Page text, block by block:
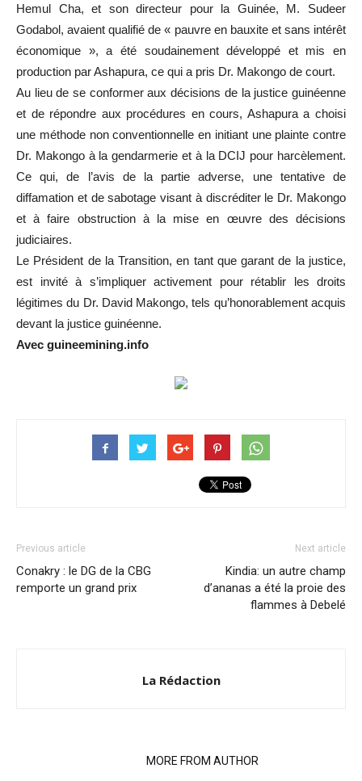
Hemul Cha, et son directeur pour la Guinée, M. Sudeer
Godabol, avaient qualifié de « pauvre en bauxite et sans intérêt
économique », a été soudainement développé et mis en
production par Ashapura, ce qui a pris Dr. Makongo de court.
Au lieu de se conformer aux décisions de la justice guinéenne
et de répondre aux procédures en cours, Ashapura a choisi
une méthode non conventionnelle en initiant une plainte contre
Dr. Makongo à la gendarmerie et à la DCIJ pour harcèlement.
Ce qui, de l’avis de la partie adverse, une tentative de
diffamation et de sabotage visant à discréditer le Dr. Makongo
et à faire obstruction à la mise en œuvre des décisions
judiciaires.
Le Président de la Transition, en tant que garant de la justice,
est invité à s’impliquer activement pour rétablir les droits
légitimes du Dr. David Makongo, tels qu’honorablement acquis
devant la justice guinéenne.
Avec guineemining.info
Previous article
Conakry : le DG de la CBG
remporte un grand prix
Next article
Kindia: un autre champ
d’ananas a été la proie des
flammes à Debelé
La Rédaction
MORE FROM AUTHOR